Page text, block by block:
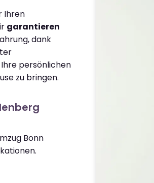
Ihren
garantieren
dank
Ihre persönlichen
zu bringen.
Bonn